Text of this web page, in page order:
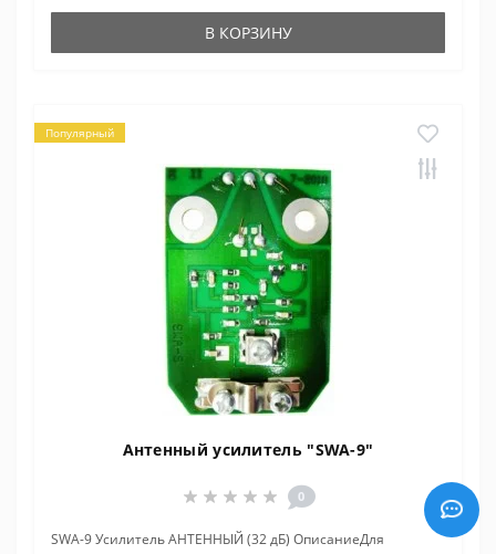
В КОРЗИНУ
Популярный
Антенный усилитель "SWA-9"
0
SWA-9 Усилитель АНТЕННЫЙ (32 дБ) ОписаниеДля